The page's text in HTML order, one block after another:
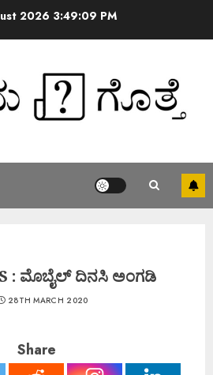
2026 3:49:10 PM
: ಮೊಬೈಲ್ ದಿನಸಿ ಅಂಗಡಿ
28TH MARCH 2020
Share